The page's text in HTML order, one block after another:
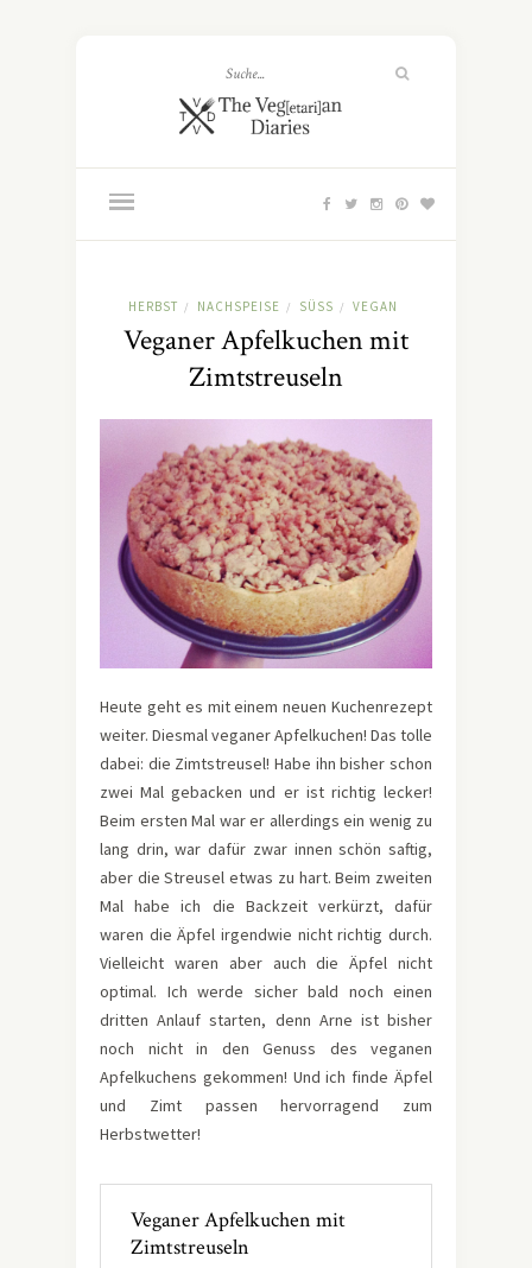
HERBST / NACHSPEISE / SÜSS / VEGAN
Veganer Apfelkuchen mit
Zimtstreuseln
Heute geht es mit einem neuen Kuchenrezept
weiter. Diesmal veganer Apfelkuchen! Das tolle
dabei: die Zimtstreusel! Habe ihn bisher schon
zwei Mal gebacken und er ist richtig lecker!
Beim ersten Mal war er allerdings ein wenig zu
lang drin, war dafür zwar innen schön saftig,
aber die Streusel etwas zu hart. Beim zweiten
Mal habe ich die Backzeit verkürzt, dafür
waren die Äpfel irgendwie nicht richtig durch.
Vielleicht waren aber auch die Äpfel nicht
optimal. Ich werde sicher bald noch einen
dritten Anlauf starten, denn Arne ist bisher
noch nicht in den Genuss des veganen
Apfelkuchens gekommen! Und ich finde Äpfel
und Zimt passen hervorragend zum
Herbstwetter!
Veganer Apfelkuchen mit
Zimtstreuseln